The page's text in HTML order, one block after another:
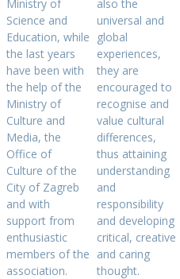
Ministry of
Science and
Education, while
the last years
have been with
the help of the
Ministry of
Culture and
Media, the
Office of
Culture of the
City of Zagreb
and with
support from
enthusiastic
members of the
association.
also the
universal and
global
experiences,
they are
encouraged to
recognise and
value cultural
differences,
thus attaining
understanding
and
responsibility
and developing
critical, creative
and caring
thought.